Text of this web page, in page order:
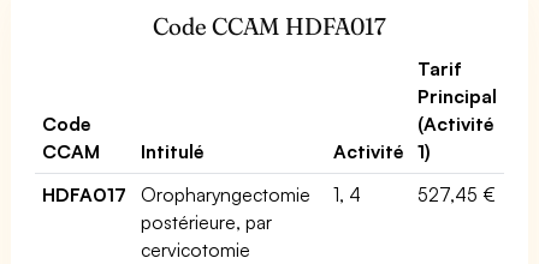
Code CCAM HDFA017
Code
CCAM
Intitulé Activité
Tarif
Principal
(Activité
1)
HDFA017
Oropharyngectomie
postérieure, par
cervicotomie
1, 4 527,45 €